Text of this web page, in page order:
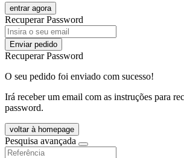
entrar agora
Recuperar Password
Enviar pedido
Recuperar Password
O seu pedido foi enviado com sucesso!
Irá receber um email com as instruções para
password.
voltar à homepage
Pesquisa avançada